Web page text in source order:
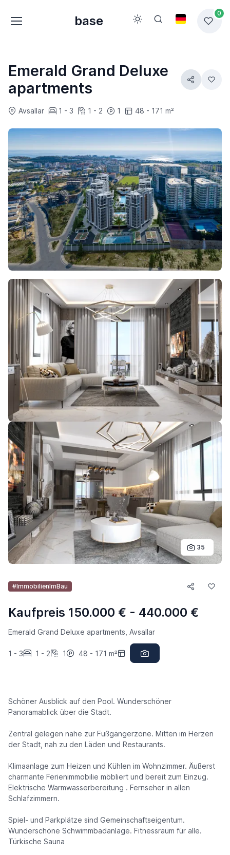
base
0
Emerald Grand Deluxe
apartments
Avsallar 1 - 3 1 - 2 1 48 - 171 m²
35
#ImmobilienImBau
Kaufpreis 150.000 € - 440.000 €
Emerald Grand Deluxe apartments, Avsallar
1 - 3 1 - 2 1 48 - 171 m²
Schöner Ausblick auf den Pool. Wunderschöner
Panoramablick über die Stadt.
Zentral gelegen nahe zur Fußgängerzone. Mitten im Herzen
der Stadt, nah zu den Läden und Restaurants.
Klimaanlage zum Heizen und Kühlen im Wohnzimmer. Äußerst
charmante Ferienimmobilie möbliert und bereit zum Einzug.
Elektrische Warmwasserbereitung . Fernseher in allen
Schlafzimmern.
Spiel- und Parkplätze sind Gemeinschaftseigentum.
Wunderschöne Schwimmbadanlage. Fitnessraum für alle.
Türkische Sauna